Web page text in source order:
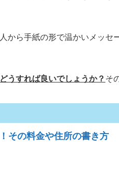
から手紙の形で温かいメッ
うすれば良いでしょうか？ そ
その料金や住所の書き方